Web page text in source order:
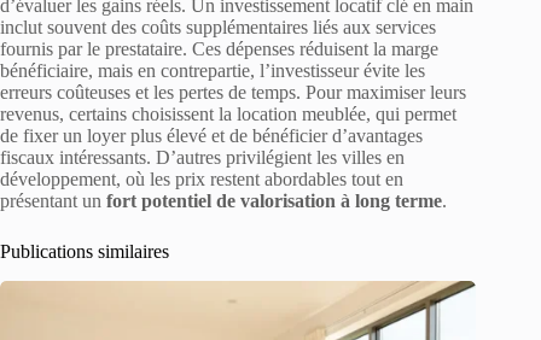
d’évaluer les gains réels. Un investissement locatif clé en main
inclut souvent des coûts supplémentaires liés aux services
fournis par le prestataire. Ces dépenses réduisent la marge
bénéficiaire, mais en contrepartie, l’investisseur évite les
erreurs coûteuses et les pertes de temps. Pour maximiser leurs
revenus, certains choisissent la location meublée, qui permet
de fixer un loyer plus élevé et de bénéficier d’avantages
fiscaux intéressants. D’autres privilégient les villes en
développement, où les prix restent abordables tout en
présentant un fort potentiel de valorisation à long terme.
Publications similaires